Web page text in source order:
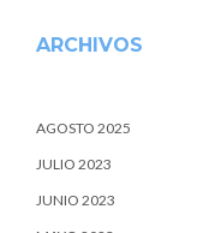
ARCHIVOS
AGOSTO 2025
JULIO 2023
JUNIO 2023